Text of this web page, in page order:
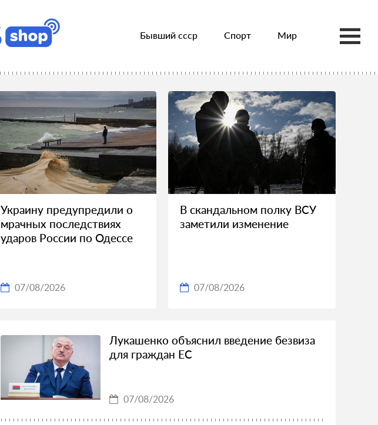
Бывший ссср Спорт Мир
Украину предупредили о
мрачных последствиях
ударов России по Одессе
07/08/2026
В скандальном полку ВСУ
заметили изменение
07/08/2026
Лукашенко объяснил введение безвиза
для граждан ЕС
07/08/2026